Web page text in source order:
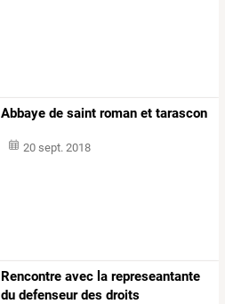
Abbaye de saint roman et tarascon
20 sept. 2018
Rencontre avec la represeantante
du defenseur des droits